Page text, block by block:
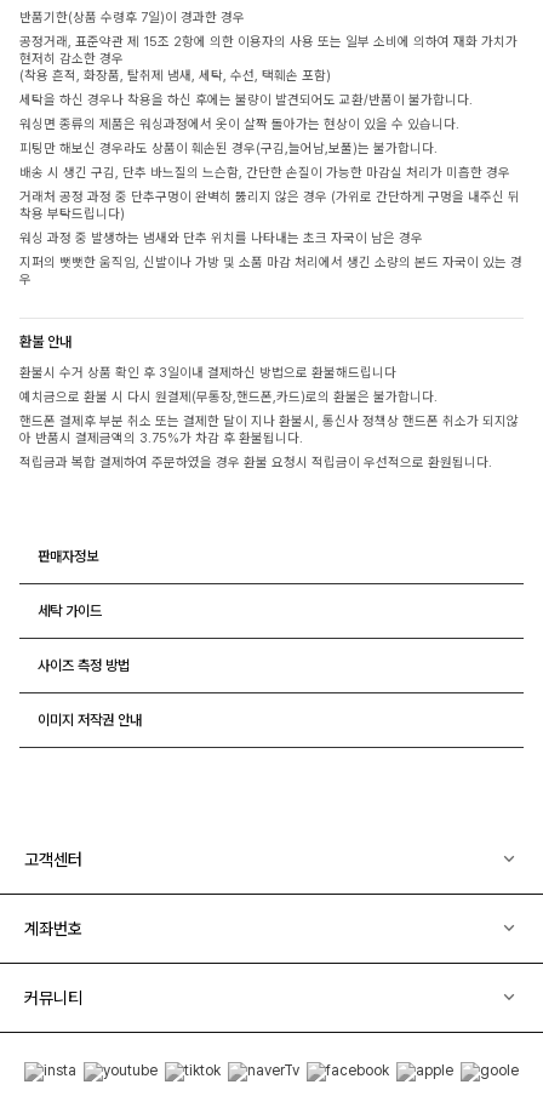
반품기한(상품 수령후 7일)이 경과한 경우
공정거래, 표준약관 제 15조 2항에 의한 이용자의 사용 또는 일부 소비에 의하여 재화 가치가
현저히 감소한 경우
(착용 흔적, 화장품, 탈취제 냄새, 세탁, 수선, 택훼손 포함)
세탁을 하신 경우나 착용을 하신 후에는 불량이 발견되어도 교환/반품이 불가합니다.
워싱면 종류의 제품은 워싱과정에서 옷이 살짝 돌아가는 현상이 있을 수 있습니다.
피팅만 해보신 경우라도 상품이 훼손된 경우(구김,늘어남,보풀)는 불가합니다.
배송 시 생긴 구김, 단추 바느질의 느슨함, 간단한 손질이 가능한 마감실 처리가 미흡한 경우
거래처 공정 과정 중 단추구멍이 완벽히 뚫리지 않은 경우 (가위로 간단하게 구멍을 내주신 뒤
착용 부탁드립니다)
워싱 과정 중 발생하는 냄새와 단추 위치를 나타내는 초크 자국이 남은 경우
지퍼의 뻣뻣한 움직임, 신발이나 가방 및 소품 마감 처리에서 생긴 소량의 본드 자국이 있는 경
우
환불 안내
환불시 수거 상품 확인 후 3일이내 결제하신 방법으로 환불해드립니다
예치금으로 환불 시 다시 원결제(무통장,핸드폰,카드)로의 환불은 불가합니다.
핸드폰 결제후 부분 취소 또는 결제한 달이 지나 환불시, 통신사 정책상 핸드폰 취소가 되지않
아 반품시 결제금액의 3.75%가 차감 후 환불됩니다.
적립금과 복합 결제하여 주문하였을 경우 환불 요청시 적립금이 우선적으로 환원됩니다.
판매자정보
세탁 가이드
사이즈 측정 방법
이미지 저작권 안내
고객센터
계좌번호
커뮤니티